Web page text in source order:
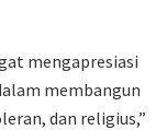
mengapresiasi
membangun
dan religius,”